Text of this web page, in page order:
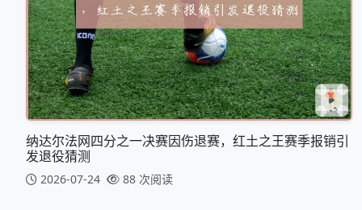
纳达尔法网四分之一决赛因伤退赛，红土之王赛季报销引
发退役猜测
2026-07-24 88 次阅读